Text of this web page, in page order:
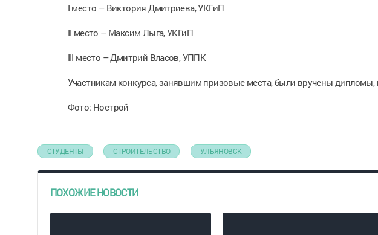
I место – Виктория Дмитриева, УКГиП
II место – Максим Лыга, УКГиП
III место – Дмитрий Власов, УППК
Участникам конкурса, занявшим призовые места, были вручены
Фото: Нострой
СТУДЕНТЫ СТРОИТЕЛЬСТВО УЛЬЯНОВСК
ПОХОЖИЕ НОВОСТИ